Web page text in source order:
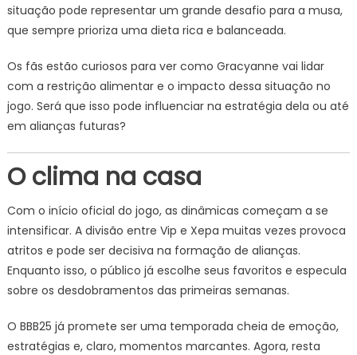
situação pode representar um grande desafio para a musa,
que sempre prioriza uma dieta rica e balanceada.
Os fãs estão curiosos para ver como Gracyanne vai lidar
com a restrição alimentar e o impacto dessa situação no
jogo. Será que isso pode influenciar na estratégia dela ou até
em alianças futuras?
O clima na casa
Com o início oficial do jogo, as dinâmicas começam a se
intensificar. A divisão entre Vip e Xepa muitas vezes provoca
atritos e pode ser decisiva na formação de alianças.
Enquanto isso, o público já escolhe seus favoritos e especula
sobre os desdobramentos das primeiras semanas.
O BBB25 já promete ser uma temporada cheia de emoção,
estratégias e, claro, momentos marcantes. Agora, resta